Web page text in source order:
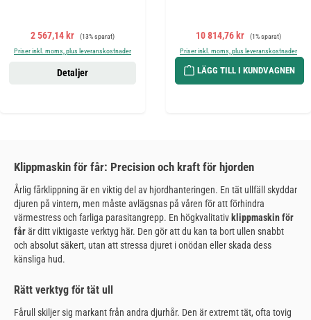
Försäljningspris:
2 567,14 kr Ordinarie pris:
(13% sparat)
Priser inkl. moms, plus leveranskostnader
Detaljer
Försäljningspris:
10 814,76 kr Ordinarie pris:
(1% sparat)
Priser inkl. moms, plus leveranskostnader
LÄGG TILL I KUNDVAGNEN
Klippmaskin för får: Precision och kraft för hjorden
Årlig fårklippning är en viktig del av hjordhanteringen. En tät ullfäll skyddar
djuren på vintern, men måste avlägsnas på våren för att förhindra
värmestress och farliga parasitangrepp. En högkvalitativ klippmaskin för
fårär ditt viktigaste verktyg här. Den gör att du kan ta bort ullen snabbt
och absolut säkert, utan att stressa djuret i onödan eller skada dess
känsliga hud.
Rätt verktyg för tät ull
Fårull skiljer sig markant från andra djurhår. Den är extremt tät, ofta tovig